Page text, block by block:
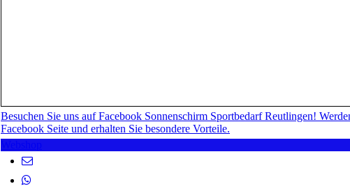
Besuchen Sie uns auf Facebook Sonnenschirm Sportbedarf Reutlingen!
Facebook Seite und erhalten Sie besondere Vorteile.